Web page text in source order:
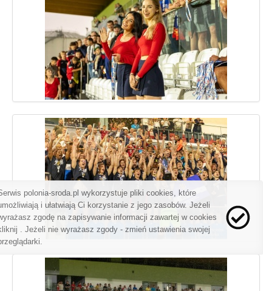
polonia-sroda.pl wykorzystuje pliki cookies, które
i ułatwiają Ci korzystanie z jego zasobów. Jeżeli
zgodę na zapisywanie informacji zawartej w cookies
. Jeżeli nie wyrażasz zgody - zmień ustawienia swojej